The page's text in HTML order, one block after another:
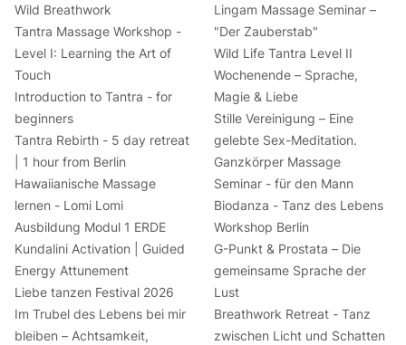
Wild Breathwork
Tantra Massage Workshop -
Level I: Learning the Art of
Touch
Introduction to Tantra - for
beginners
Tantra Rebirth - 5 day retreat
| 1 hour from Berlin
Hawaiianische Massage
lernen - Lomi Lomi
Ausbildung Modul 1 ERDE
Kundalini Activation | Guided
Energy Attunement
Liebe tanzen Festival 2026
Im Trubel des Lebens bei mir
bleiben – Achtsamkeit,
Lingam Massage Seminar –
"Der Zauberstab"
Wild Life Tantra Level II
Wochenende – Sprache,
Magie & Liebe
Stille Vereinigung – Eine
gelebte Sex-Meditation.
Ganzkörper Massage
Seminar - für den Mann
Biodanza - Tanz des Lebens
Workshop Berlin
G-Punkt & Prostata – Die
gemeinsame Sprache der
Lust
Breathwork Retreat - Tanz
zwischen Licht und Schatten